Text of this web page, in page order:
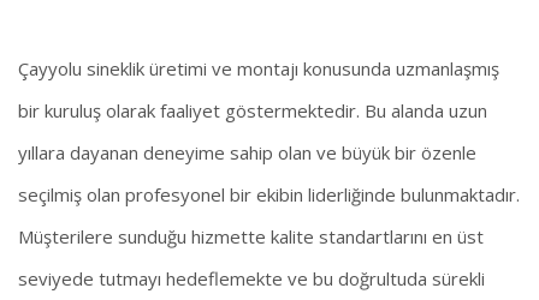
Çayyolu sineklik üretimi ve montajı konusunda uzmanlaşmış
bir kuruluş olarak faaliyet göstermektedir. Bu alanda uzun
yıllara dayanan deneyime sahip olan ve büyük bir özenle
seçilmiş olan profesyonel bir ekibin liderliğinde bulunmaktadır.
Müşterilere sunduğu hizmette kalite standartlarını en üst
seviyede tutmayı hedeflemekte ve bu doğrultuda sürekli